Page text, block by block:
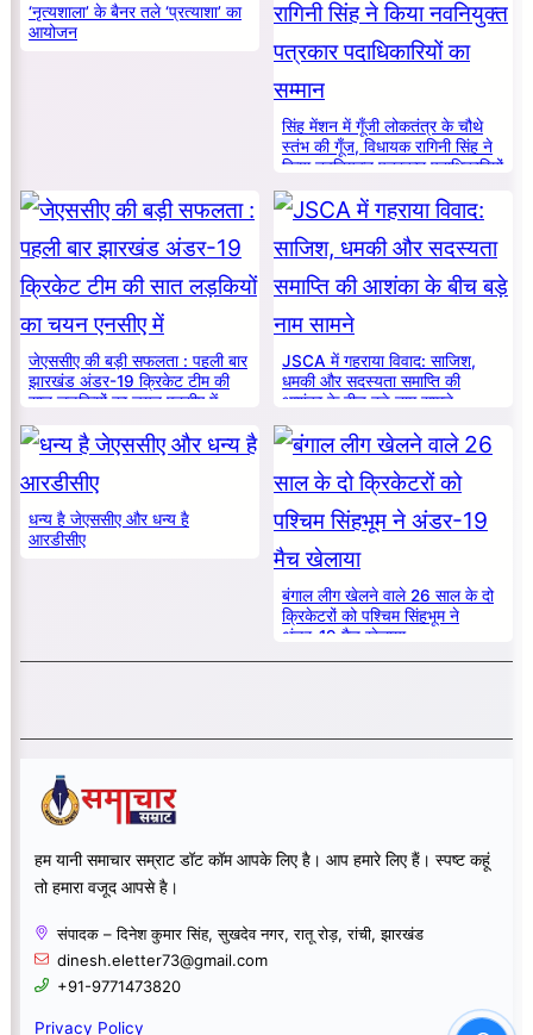
‘नृत्यशाला’ के बैनर तले ‘प्रत्याशा’ का
आयोजन
सिंह मेंशन में गूँजी लोकतंत्र के चौथे
स्तंभ की गूँज, विधायक रागिनी सिंह ने
किया नवनियुक्त पत्रकार पदाधिकारियों
का सम्मान
जेएससीए की बड़ी सफलता : पहली बार
झारखंड अंडर-19 क्रिकेट टीम की
सात लड़कियों का चयन एनसीए में
JSCA में गहराया विवाद: साजिश,
धमकी और सदस्यता समाप्ति की
आशंका के बीच बड़े नाम सामने
धन्य है जेएससीए और धन्य है
आरडीसीए
बंगाल लीग खेलने वाले 26 साल के दो
क्रिकेटरों को पश्चिम सिंहभूम ने
अंडर-19 मैच खेलाया
हम यानी समाचार सम्राट डॉट कॉम आपके लिए है। आप हमारे लिए हैं। स्पष्ट कहूं
तो हमारा वजूद आपसे है।
संपादक – दिनेश कुमार सिंह, सुखदेव नगर, रातू रोड़, रांची, झारखंड
dinesh.eletter73@gmail.com
+91-9771473820
Privacy Policy